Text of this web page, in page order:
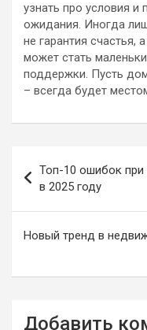
узнать про условия и
ожидания. Иногда
не гарантия
может стать
поддержки. Пусть
– всегда будет
по
записям
Топ-10 ошибок при
в 2025 году
Новый тренд в
Добавить